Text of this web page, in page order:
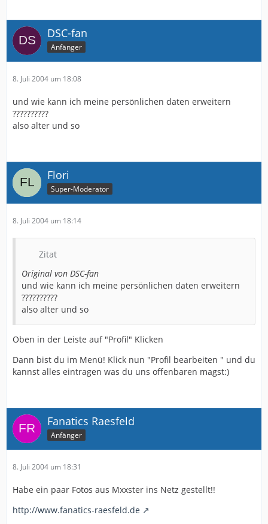
DSC-fan
Anfänger
8. Juli 2004 um 18:08
und wie kann ich meine persönlichen daten erweitern
??????????
also alter und so
Flori
Super-Moderator
8. Juli 2004 um 18:14
Zitat
Original von DSC-fan
und wie kann ich meine persönlichen daten erweitern
??????????
also alter und so
Oben in der Leiste auf "Profil" Klicken
Dann bist du im Menü! Klick nun "Profil bearbeiten " und du
kannst alles eintragen was du uns offenbaren magst:)
Fanatics Raesfeld
Anfänger
8. Juli 2004 um 18:31
Habe ein paar Fotos aus Mxxster ins Netz gestellt!!
http://www.fanatics-raesfeld.de